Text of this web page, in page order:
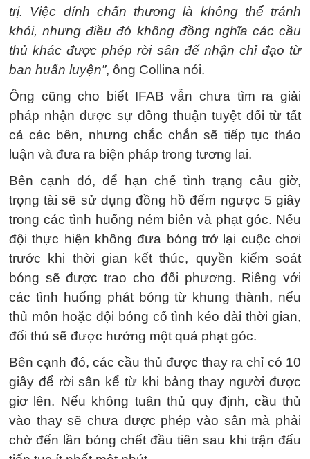
trị. Việc dính chấn thương là không thể tránh
khỏi, nhưng điều đó không đồng nghĩa các cầu
thủ khác được phép rời sân để nhận chỉ đạo từ
ban huấn luyện”, ông Collina nói.
Ông cũng cho biết IFAB vẫn chưa tìm ra giải
pháp nhận được sự đồng thuận tuyệt đối từ tất
cả các bên, nhưng chắc chắn sẽ tiếp tục thảo
luận và đưa ra biện pháp trong tương lai.
Bên cạnh đó, để hạn chế tình trạng câu giờ,
trọng tài sẽ sử dụng đồng hồ đếm ngược 5 giây
trong các tình huống ném biên và phạt góc. Nếu
đội thực hiện không đưa bóng trở lại cuộc chơi
trước khi thời gian kết thúc, quyền kiểm soát
bóng sẽ được trao cho đối phương. Riêng với
các tình huống phát bóng từ khung thành, nếu
thủ môn hoặc đội bóng cố tình kéo dài thời gian,
đối thủ sẽ được hưởng một quả phạt góc.
Bên cạnh đó, các cầu thủ được thay ra chỉ có 10
giây để rời sân kể từ khi bảng thay người được
giơ lên. Nếu không tuân thủ quy định, cầu thủ
vào thay sẽ chưa được phép vào sân mà phải
chờ đến lần bóng chết đầu tiên sau khi trận đấu